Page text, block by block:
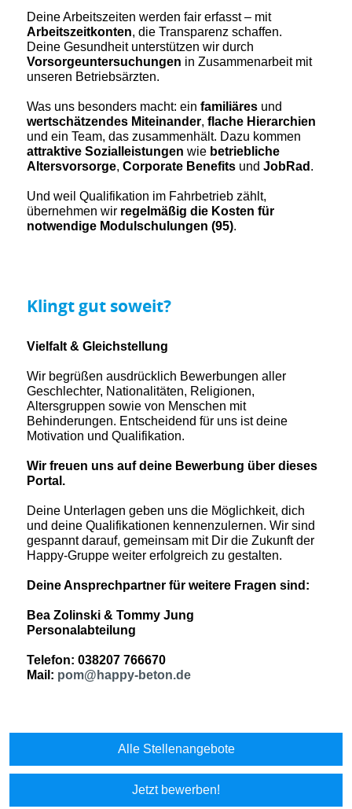
Deine Arbeitszeiten werden fair erfasst – mit
Arbeitszeitkonten, die Transparenz schaffen.
Deine Gesundheit unterstützen wir durch
Vorsorgeuntersuchungen in Zusammenarbeit mit
unseren Betriebsärzten.
Was uns besonders macht: ein familiäres und
wertschätzendes Miteinander, flache Hierarchien
und ein Team, das zusammenhält. Dazu kommen
attraktive Sozialleistungen wie betriebliche
Altersvorsorge, Corporate Benefits und JobRad .
Und weil Qualifikation im Fahrbetrieb zählt,
übernehmen wir regelmäßig die Kosten für
notwendige Modulschulungen (95).
Klingt gut soweit?
Vielfalt & Gleichstellung
Wir begrüßen ausdrücklich Bewerbungen aller
Geschlechter, Nationalitäten, Religionen,
Altersgruppen sowie von Menschen mit
Behinderungen. Entscheidend für uns ist deine
Motivation und Qualifikation.
Wir freuen uns auf deine Bewerbung über dieses
Portal.
Deine Unterlagen geben uns die Möglichkeit, dich
und deine Qualifikationen kennenzulernen. Wir sind
gespannt darauf, gemeinsam mit Dir die Zukunft der
Happy-Gruppe weiter erfolgreich zu gestalten.
Deine Ansprechpartner für weitere Fragen sind:
Bea Zolinski & Tommy Jung
Personalabteilung
Telefon: 038207 766670
Mail: pom@happy-beton.de
Alle Stellenangebote
Jetzt bewerben!